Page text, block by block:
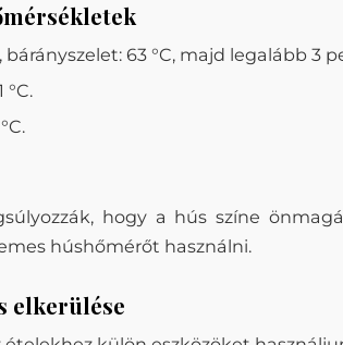
bárányszelet: 63 °C, majd legalább 3
°C.
hogy a hús színe
húshőmérőt használni.
elkerülése